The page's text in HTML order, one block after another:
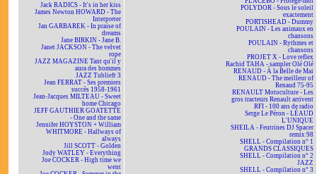
Jack RADICS - It's in her kiss
James Newton HOWARD - The
Interpreter
Jan GARBAREK - In praise of
dreams
Jane BIRKIN - Jane B.
Janet JACKSON - The velvet
rope
JAZZ MAGAZINE Tant qu'il y
aura des hommes
JAZZ Tublieft 3
Jean FERRAT - Ses premiers
succès 1958-1961
Jean-Jacques MILTEAU - Sweet
home Chicago
JEFF GAUTHIER GOATETTE
- One and the same
Jennifer HOYSTON + William
WHITMORE - Hallways of
always
Jill SCOTT - Golden
Jody WATLEY - Everything
Joe COCKER - High time we
went
POLYDOR - Sous le soleil
exactement
PORTISHEAD - Dummy
POULAIN - Les animaux en
chansons
POULAIN - Rythmes et
chansons
PROJET X - Love reflex
Rachid TAHA - sampler Olé Olé
RENAUD - À la Belle de Mai
RENAUD - The meilleur of
Renaud 75-95
RENAULT Motoculture - Les
gros tracteurs Renault arrivent
RFI - 100 ans de radio
Serge Le Péron - LÉAUD
L'UNIQUE
SHEILA - Feutrines DJ Spacer
remix 98
SHELL - Compilation n° 1
GRANDS CLASSIQUES
SHELL - Compilation n° 2
JAZZ
SHELL - Compilation n° 3